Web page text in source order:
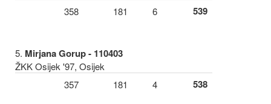
358
181 6 539
5. Mirjana Gorup - 110403
ŽKK Osijek '97, Osijek
357
181 4 538